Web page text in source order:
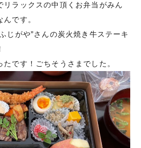
リラックスの中頂くお弁当がみん
です。
じがや”さんの炭火焼き牛ステーキ
です！ごちそうさまでした。